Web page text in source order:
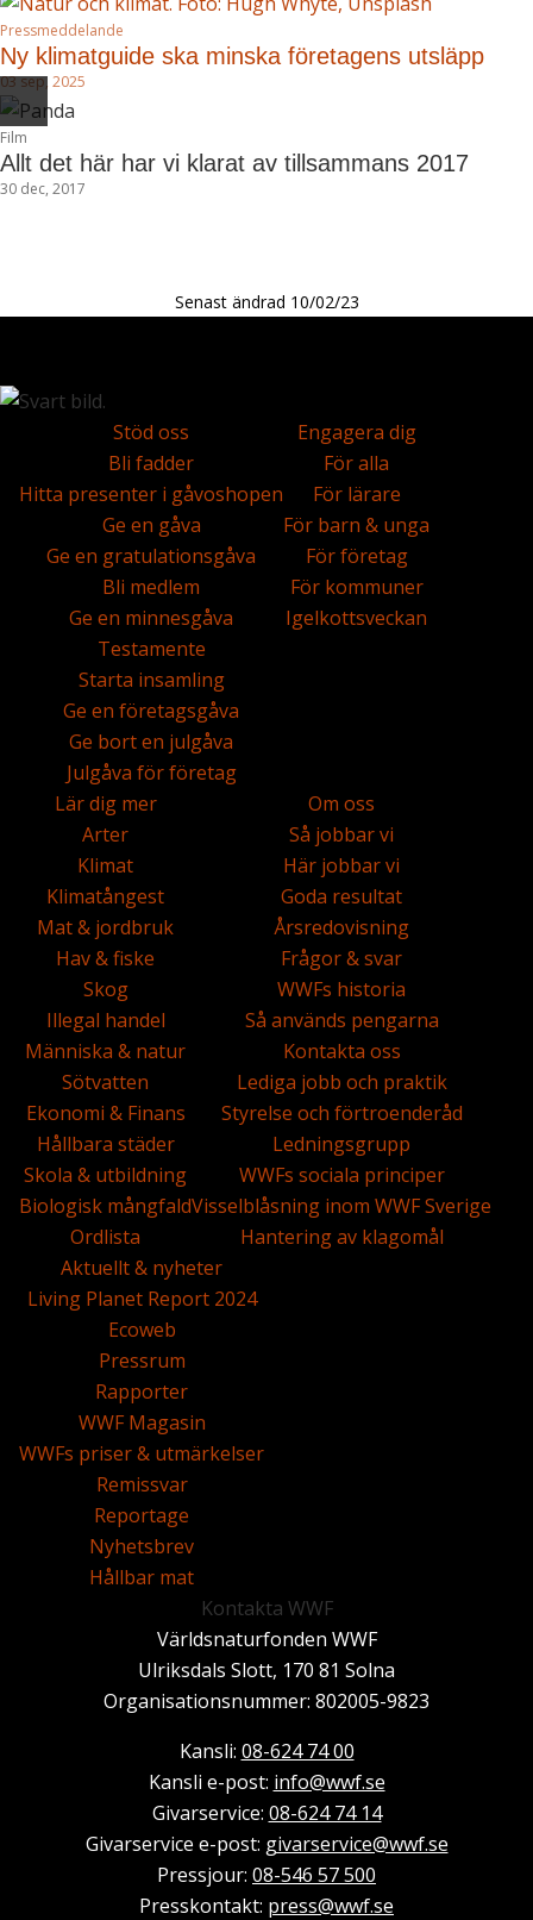
Pressmeddelande
Ny klimatguide ska minska företagens utsläpp
03 sep, 2025
Film
Allt det här har vi klarat av tillsammans 2017
30 dec, 2017
Senast ändrad 10/02/23
Stöd oss
Bli fadder
Hitta presenter i gåvoshopen
Ge en gåva
Ge en gratulationsgåva
Bli medlem
Ge en minnesgåva
Testamente
Starta insamling
Ge en företagsgåva
Ge bort en julgåva
Julgåva för företag
Engagera dig
För alla
För lärare
För barn & unga
För företag
För kommuner
Igelkottsveckan
Lär dig mer
Arter
Klimat
Klimatångest
Mat & jordbruk
Hav & fiske
Skog
Illegal handel
Människa & natur
Sötvatten
Ekonomi & Finans
Hållbara städer
Skola & utbildning
Biologisk mångfald
Ordlista
Om oss
Så jobbar vi
Här jobbar vi
Goda resultat
Årsredovisning
Frågor & svar
WWFs historia
Så används pengarna
Kontakta oss
Lediga jobb och praktik
Styrelse och förtroenderåd
Ledningsgrupp
WWFs sociala principer
Visselblåsning inom WWF Sverige
Hantering av klagomål
Aktuellt & nyheter
Living Planet Report 2024
Ecoweb
Pressrum
Rapporter
WWF Magasin
WWFs priser & utmärkelser
Remissvar
Reportage
Nyhetsbrev
Hållbar mat
Kontakta WWF
Världsnaturfonden WWF
Ulriksdals Slott, 170 81 Solna
Organisationsnummer: 802005-9823
Kansli: 08-624 74 00
Kansli e-post: info@wwf.se
Givarservice: 08-624 74 14
Givarservice e-post: givarservice@wwf.se
Pressjour: 08-546 57 500
Presskontakt: press@wwf.se